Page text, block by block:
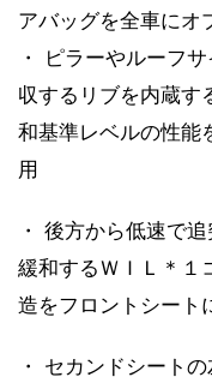
アバッグを全車にオ
・ ピラーやルーフ
収するリブを内蔵す
和基準レベルの性能
用
・ 後方から低速で
緩和するＷＩＬ＊１
造をフロントシート
・ セカンドシート